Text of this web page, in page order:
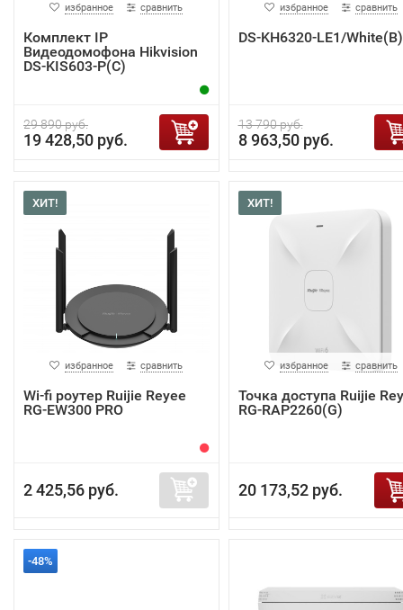
избранное сравнить
Комплект IP
Видеодомофона Hikvision
DS-KIS603-P(C)
29 890 руб.
19 428,50 руб.
избранное сравнить
DS-KH6320-LE1/White(B)
13 790 руб.
8 963,50 руб.
ХИТ!
избранное сравнить
Wi-fi роутер Ruijie Reyee
RG-EW300 PRO
2 425,56 руб.
ХИТ!
избранное сравнить
Точка доступа Ruijie
RG-RAP2260(G)
20 173,52 руб.
-48%